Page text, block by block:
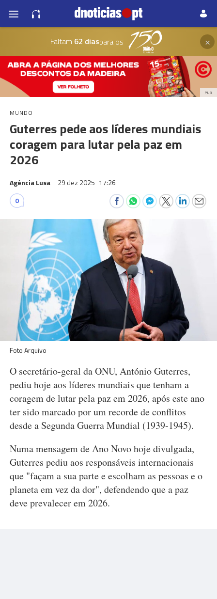
Faltam 62 diaspara os ×
PUB
MUNDO
Guterres pede aos líderes mundiais
coragem para lutar pela paz em
2026
Agência Lusa 29 dez 2025 17:26
0
Foto Arquivo
O secretário-geral da ONU, António Guterres,
pediu hoje aos líderes mundiais que tenham a
coragem de lutar pela paz em 2026, após este ano
ter sido marcado por um recorde de conflitos
desde a Segunda Guerra Mundial (1939-1945).
Numa mensagem de Ano Novo hoje divulgada,
Guterres pediu aos responsáveis internacionais
que "façam a sua parte e escolham as pessoas e o
planeta em vez da dor", defendendo que a paz
deve prevalecer em 2026.